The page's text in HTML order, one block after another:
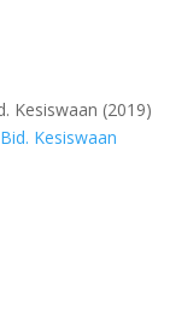
Kesiswaan (2019)